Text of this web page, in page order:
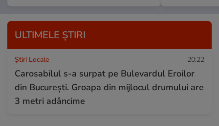
ULTIMELE ȘTIRI
Știri Locale 20:22
Carosabilul s-a surpat pe Bulevardul Eroilor
din București. Groapa din mijlocul drumului are
3 metri adâncime